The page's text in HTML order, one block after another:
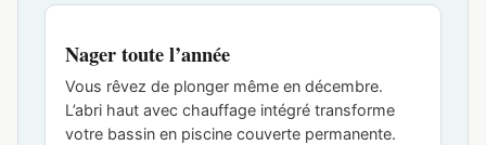
Nager toute l’année
Vous rêvez de plonger même en décembre.
L’abri haut avec chauffage intégré transforme
votre bassin en piscine couverte permanente.